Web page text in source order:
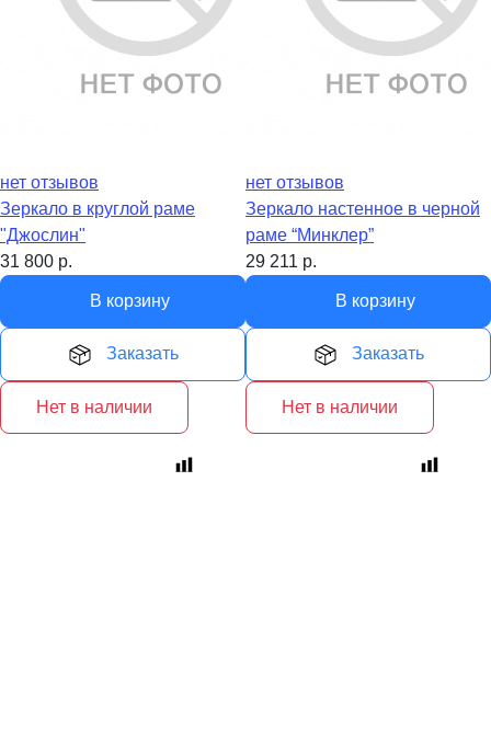
нет отзывов
Зеркало в круглой раме
"Джослин"
31 800 р.
В корзину
Заказать
Нет в наличии
нет отзывов
Зеркало настенное в черной
раме “Минклер”
29 211 р.
В корзину
Заказать
Нет в наличии